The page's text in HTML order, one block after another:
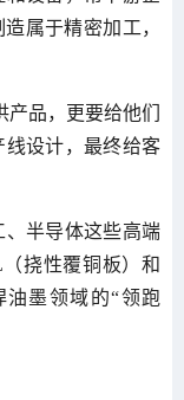
属于精密加工，
品，更要给他们
设计，最终给客
、半导体这些高端
挠性覆铜板）和
墨领域的“领跑